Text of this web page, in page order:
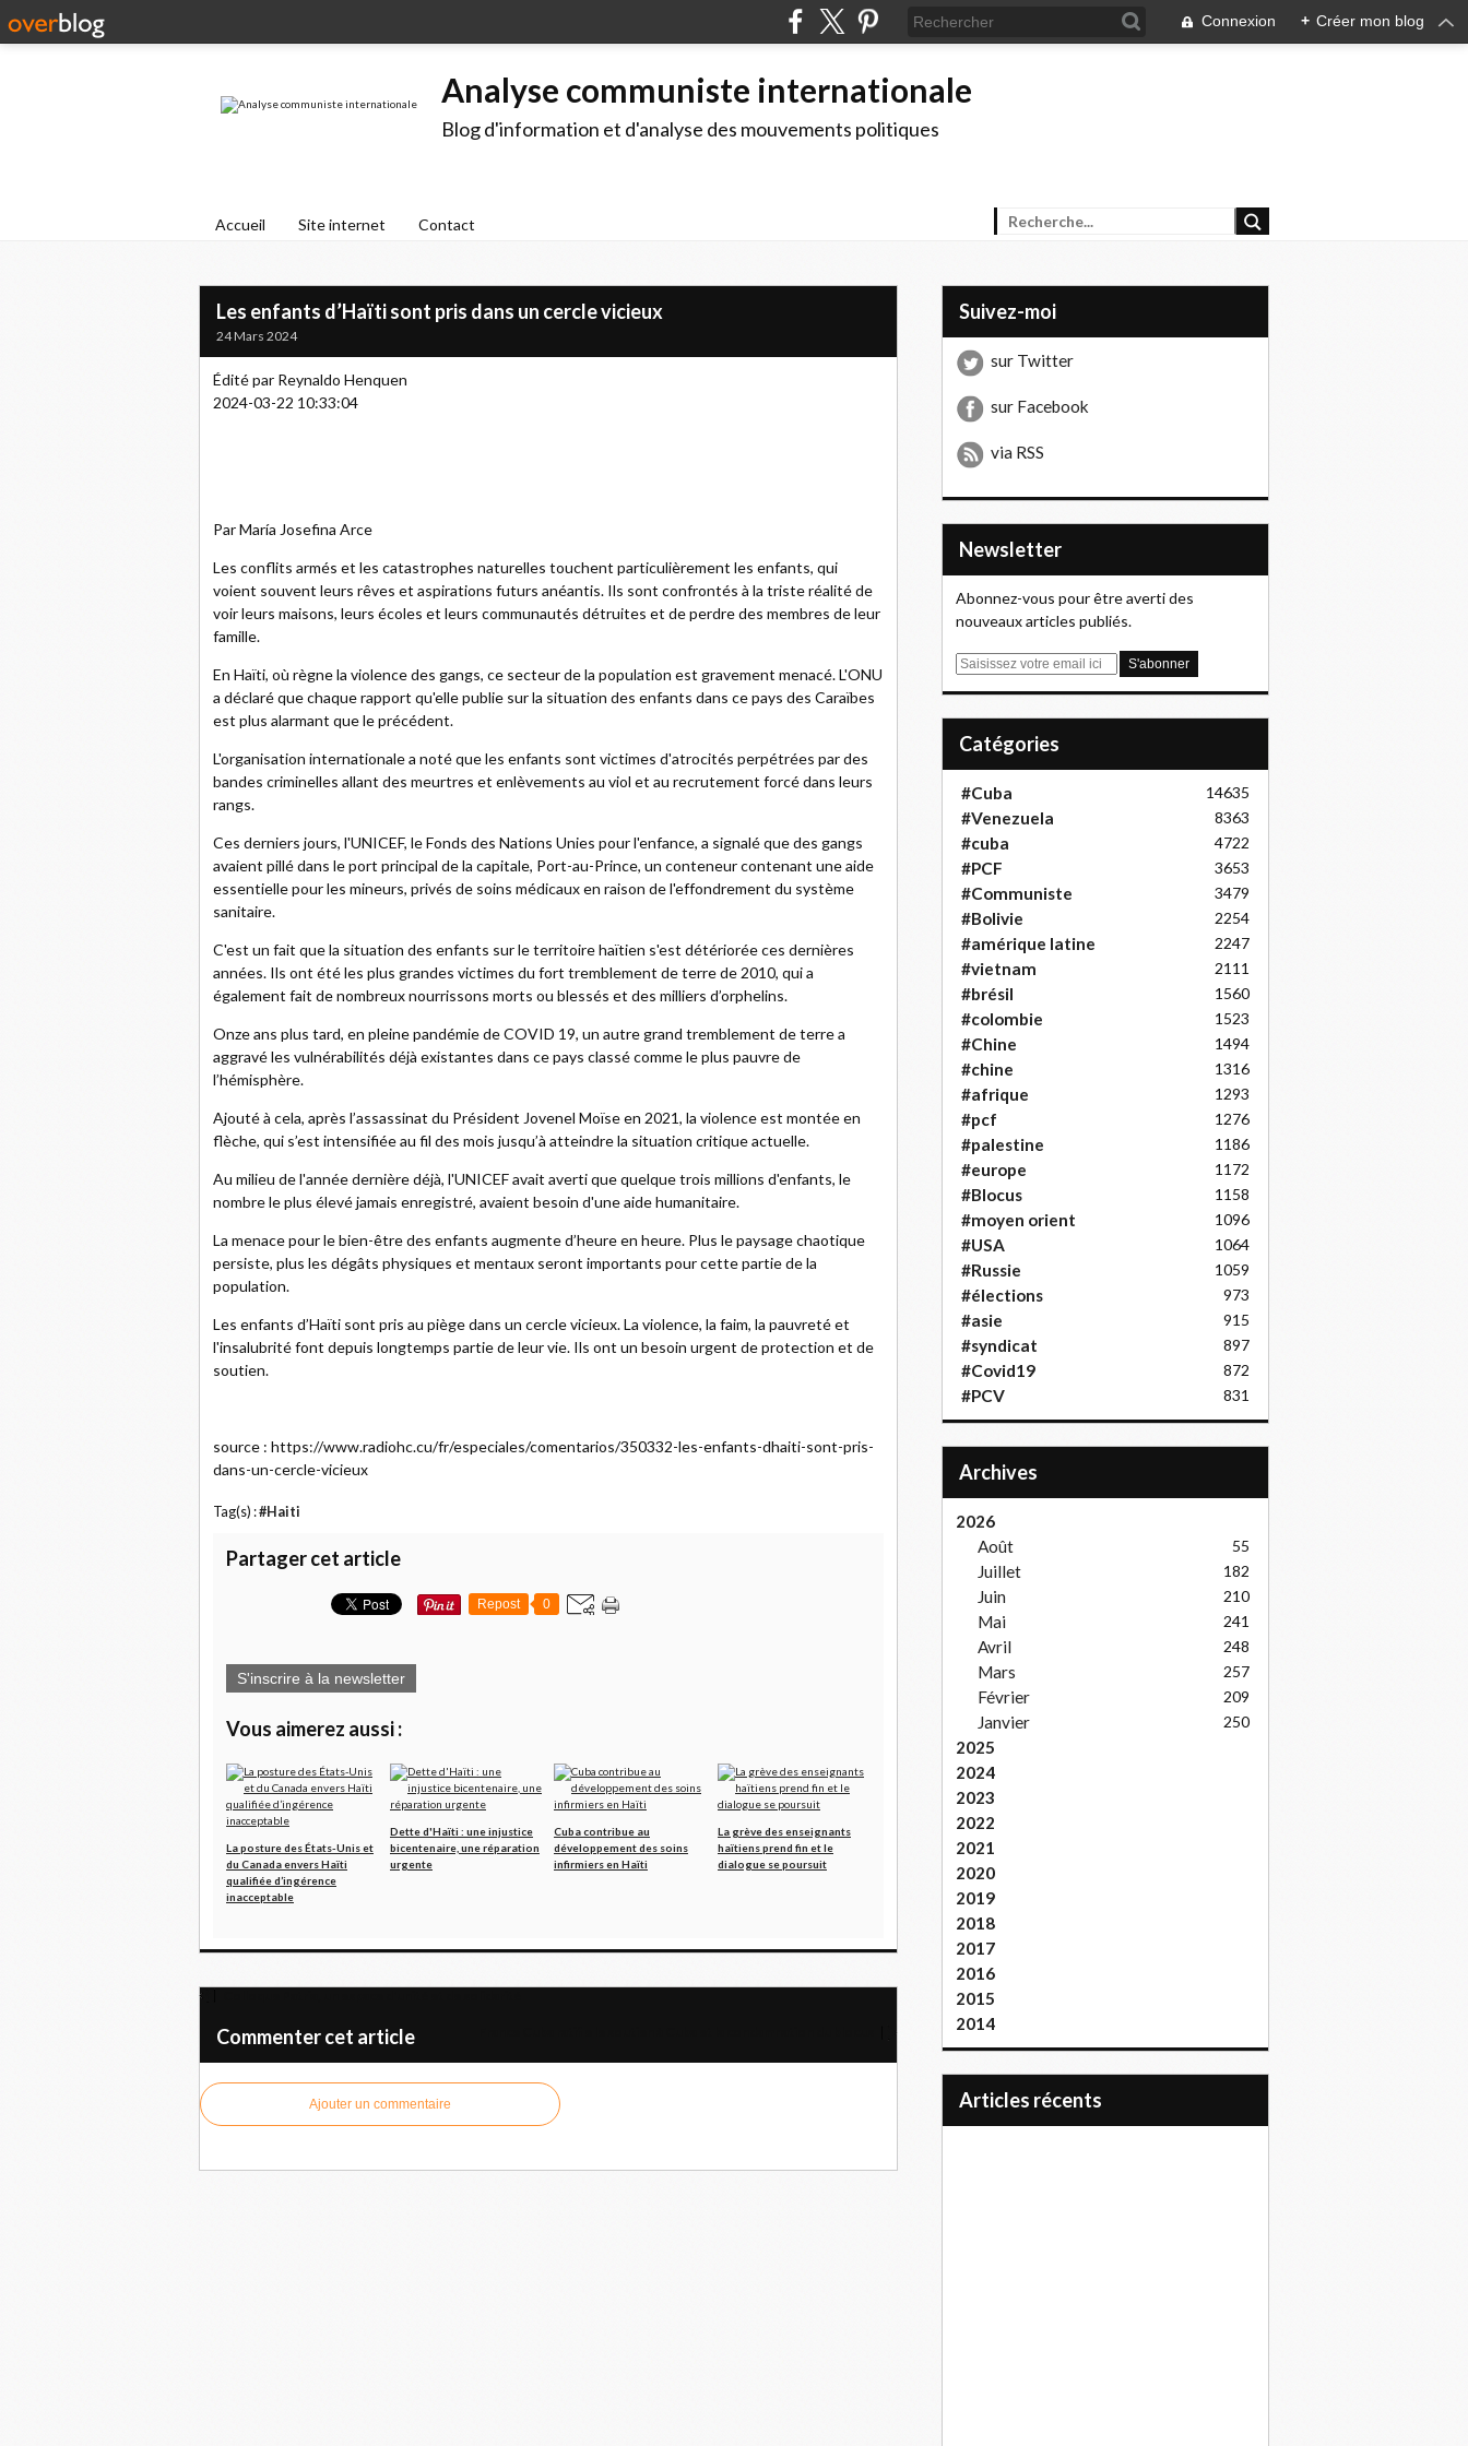
Connexion + Créer mon blog
Analyse communiste internationale
Blog d'information et d'analyse des mouvements politiques
Accueil Site internet Contact
Les enfants d’Haïti sont pris dans un cercle vicieux
24 Mars 2024
Édité par Reynaldo Henquen
2024-03-22 10:33:04
Par María Josefina Arce
Les conflits armés et les catastrophes naturelles touchent particulièrement les enfants, qui
voient souvent leurs rêves et aspirations futurs anéantis. Ils sont confrontés à la triste réalité de
voir leurs maisons, leurs écoles et leurs communautés détruites et de perdre des membres de leur
famille.
En Haïti, où règne la violence des gangs, ce secteur de la population est gravement menacé. L'ONU
a déclaré que chaque rapport qu'elle publie sur la situation des enfants dans ce pays des Caraïbes
est plus alarmant que le précédent.
L'organisation internationale a noté que les enfants sont victimes d'atrocités perpétrées par des
bandes criminelles allant des meurtres et enlèvements au viol et au recrutement forcé dans leurs
rangs.
Ces derniers jours, l'UNICEF, le Fonds des Nations Unies pour l'enfance, a signalé que des gangs
avaient pillé dans le port principal de la capitale, Port-au-Prince, un conteneur contenant une aide
essentielle pour les mineurs, privés de soins médicaux en raison de l'effondrement du système
sanitaire.
C'est un fait que la situation des enfants sur le territoire haïtien s'est détériorée ces dernières
années. Ils ont été les plus grandes victimes du fort tremblement de terre de 2010, qui a
également fait de nombreux nourrissons morts ou blessés et des milliers d’orphelins.
Onze ans plus tard, en pleine pandémie de COVID 19, un autre grand tremblement de terre a
aggravé les vulnérabilités déjà existantes dans ce pays classé comme le plus pauvre de
l’hémisphère.
Ajouté à cela, après l’assassinat du Président Jovenel Moïse en 2021, la violence est montée en
flèche, qui s’est intensifiée au fil des mois jusqu’à atteindre la situation critique actuelle.
Au milieu de l'année dernière déjà, l'UNICEF avait averti que quelque trois millions d'enfants, le
nombre le plus élevé jamais enregistré, avaient besoin d'une aide humanitaire.
La menace pour le bien-être des enfants augmente d’heure en heure. Plus le paysage chaotique
persiste, plus les dégâts physiques et mentaux seront importants pour cette partie de la
population.
Les enfants d’Haïti sont pris au piège dans un cercle vicieux. La violence, la faim, la pauvreté et
l'insalubrité font depuis longtemps partie de leur vie. Ils ont un besoin urgent de protection et de
soutien.
source : https://www.radiohc.cu/fr/especiales/comentarios/350332-les-enfants-dhaiti-sont-pris-
dans-un-cercle-vicieux
Tag(s) :#Haiti
Partager cet article
Repost 0
S'inscrire à la newsletter
Vous aimerez aussi :
La posture des États-Unis et
du Canada envers Haïti
qualifiée d’ingérence
inacceptable
Dette d'Haïti : une injustice
bicentenaire, une réparation
urgente
Cuba contribue au
développement des soins
infirmiers en Haïti
La grève des enseignants
haïtiens prend fin et le
dialogue se poursuit
Commenter cet article
Ajouter un commentaire
Suivez-moi
sur Twitter
sur Facebook
via RSS
Newsletter
Abonnez-vous pour être averti des
nouveaux articles publiés.
E
Catégories
#Cuba 14635
#Venezuela 8363
#cuba 4722
#PCF 3653
#Communiste 3479
#Bolivie 2254
#amérique latine 2247
#vietnam 2111
#brésil 1560
#colombie 1523
#Chine 1494
#chine 1316
#afrique 1293
#pcf 1276
#palestine 1186
#europe 1172
#Blocus 1158
#moyen orient 1096
#USA 1064
#Russie 1059
#élections 973
#asie 915
#syndicat 897
#Covid19 872
#PCV 831
Archives
2026
Août
55
Juillet 182
Juin 210
Mai 241
Avril 248
Mars 257
Février 209
Janvier 250
2025
2024
2023
2022
2021
2020
2019
2018
2017
2016
2015
2014
articles récents